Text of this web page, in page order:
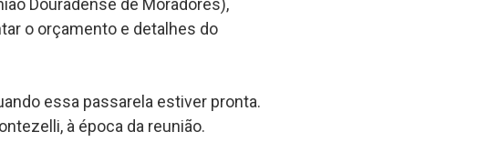
Douradense de Moradores),
o orçamento e detalhes do
essa passarela estiver pronta.
à época da reunião.